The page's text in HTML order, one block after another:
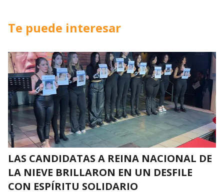
Te puede interesar
LAS CANDIDATAS A REINA NACIONAL DE
LA NIEVE BRILLARON EN UN DESFILE
CON ESPÍRITU SOLIDARIO